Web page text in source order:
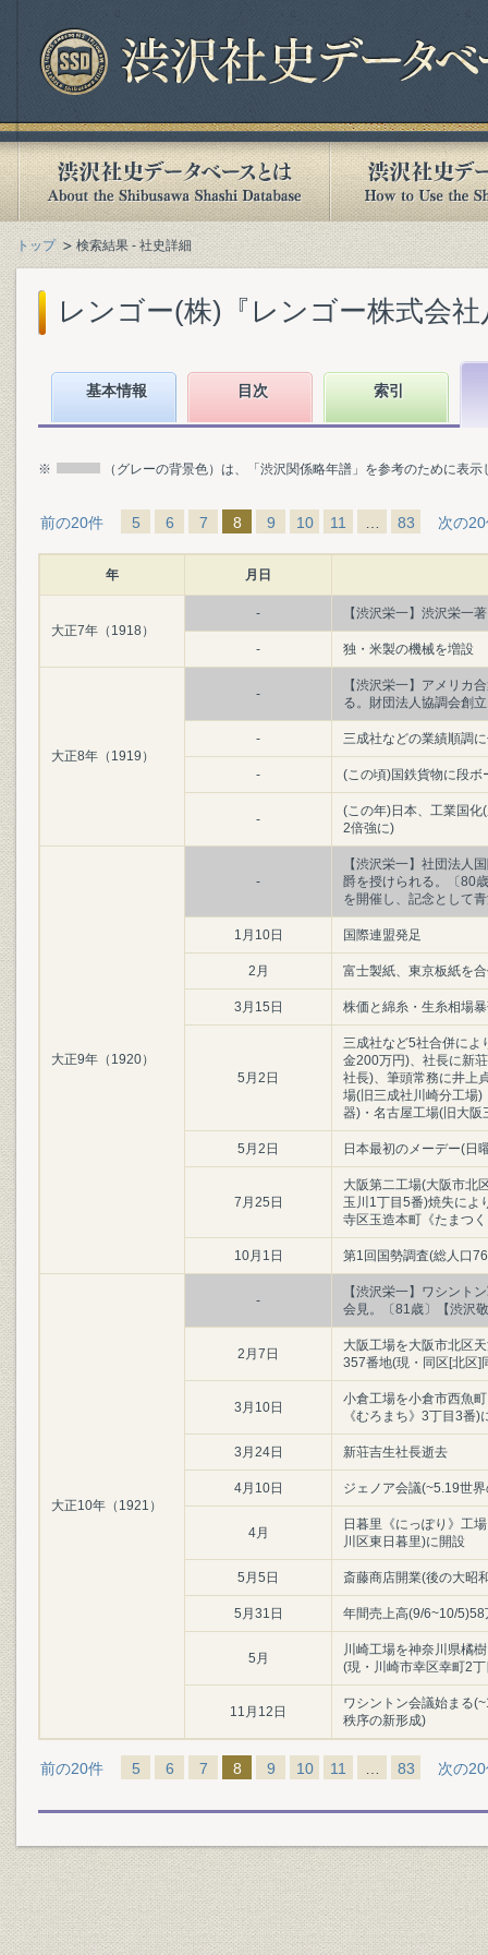
トップ 検索結果 - 社史詳細
レンゴー(株)『レンゴー株式会
基本情報 目次 索引
※ （グレーの背景色）は、「渋沢関係略年譜」を参考のために表
前の20件 5 6 7 8 9 10 11 83 次の
年 月日
大正7年（1918）
- 【渋沢栄一】渋沢栄一
- 独・米製の機械を増設
大正8年（1919）
-
【渋沢栄一】アメリカ
る。財団法人協調会創
- 三成社などの業績順調
- (この頃)国鉄貨物に段ボ
-
(この年)日本、工業国
2倍強に)
大正9年（1920）
-
【渋沢栄一】社団法人
爵を授けられる。〔80
を開催し、記念として
1月10日 国際連盟発足
2月 富士製紙、東京板紙を
3月15日 株価と綿糸・生糸相場
5月2日
三成社など5社合併によ
金200万円)、社長に新
社長)、筆頭常務に井上
場(旧三成社川崎分工場)
器)・名古屋工場(旧大阪
5月2日 日本最初のメーデー(日
7月25日
大阪第二工場(大阪市北
玉川1丁目5番)焼失によ
寺区玉造本町《たまつ
10月1日 第1回国勢調査(総人口
大正10年（1921）
-
【渋沢栄一】ワシント
会見。〔81歳〕【渋沢
2月7日
大阪工場を大阪市北区
357番地(現・同区[北区]
3月10日
小倉工場を小倉市西魚
《むろまち》3丁目3番)
3月24日 新荘吉生社長逝去
4月10日 ジェノア会議(~5.19世
4月
日暮里《にっぽり》工
川区東日暮里)に開設
5月5日 斎藤商店開業(後の大昭
5月31日 年間売上高(9/6~10/5)58
5月
川崎工場を神奈川県橘
(現・川崎市幸区幸町2
11月12日
ワシントン会議始まる
秩序の新形成)
前の20件 5 6 7 8 9 10 11 83 次の